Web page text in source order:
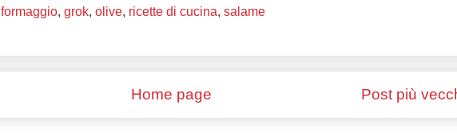
formaggio, grok, olive, ricette di cucina, salame
Post più
Home page